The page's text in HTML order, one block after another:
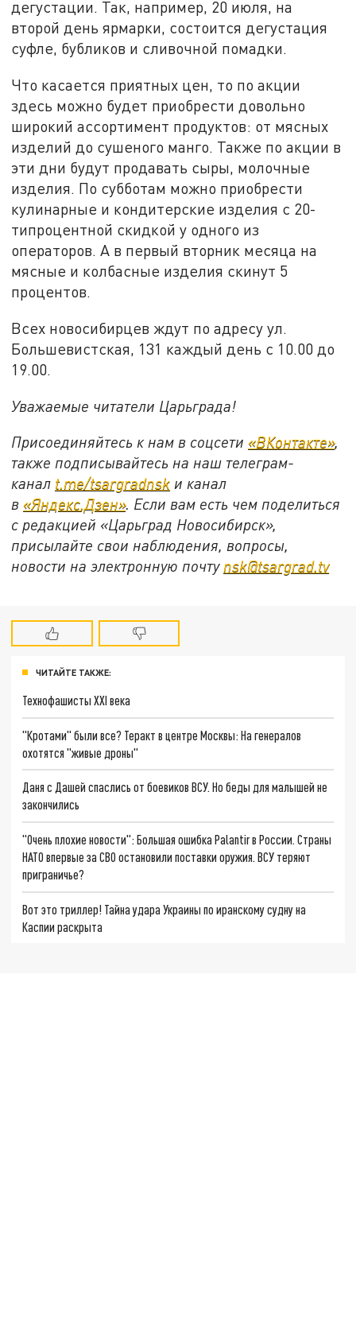
дегустации. Так, например, 20 июля, на
второй день ярмарки, состоится дегустация
суфле, бубликов и сливочной помадки.
Что касается приятных цен, то по акции
здесь можно будет приобрести довольно
широкий ассортимент продуктов: от мясных
изделий до сушеного манго. Также по акции в
эти дни будут продавать сыры, молочные
изделия. По субботам можно приобрести
кулинарные и кондитерские изделия с 20-
типроцентной скидкой у одного из
операторов. А в первый вторник месяца на
мясные и колбасные изделия скинут 5
процентов.
Всех новосибирцев ждут по адресу ул.
Большевистская, 131 каждый день с 10.00 до
19.00.
Уважаемые читатели Царьграда!
Присоединяйтесь к нам в соцсети «ВКонтакте»,
также подписывайтесь на наш телеграм-
канал t.me/tsargradnsk и канал
в «Яндекс.Дзен». Если вам есть чем поделиться
с редакцией «Царьград Новосибирск»,
присылайте свои наблюдения, вопросы,
новости на электронную почту nsk@tsargrad.tv
ЧИТАЙТЕ ТАКЖЕ:
Технофашисты XXI века
"Кротами" были все? Теракт в центре Москвы: На генералов
охотятся "живые дроны"
Даня с Дашей спаслись от боевиков ВСУ. Но беды для малышей не
закончились
"Очень плохие новости": Большая ошибка Palantir в России. Страны
НАТО впервые за СВО остановили поставки оружия. ВСУ теряют
приграничье?
Вот это триллер! Тайна удара Украины по иранскому судну на
Каспии раскрыта